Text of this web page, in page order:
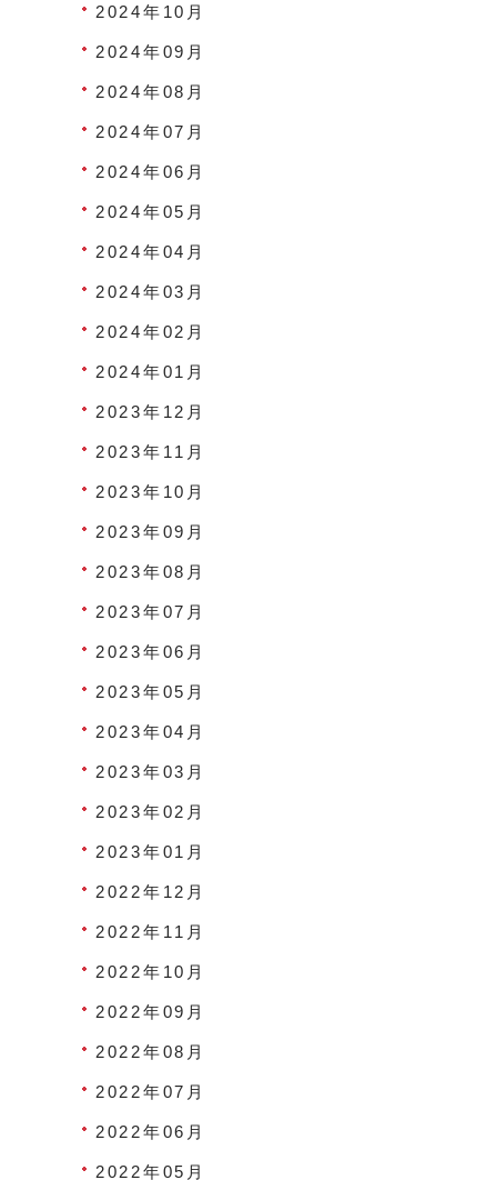
2024年10月
2024年09月
2024年08月
2024年07月
2024年06月
2024年05月
2024年04月
2024年03月
2024年02月
2024年01月
2023年12月
2023年11月
2023年10月
2023年09月
2023年08月
2023年07月
2023年06月
2023年05月
2023年04月
2023年03月
2023年02月
2023年01月
2022年12月
2022年11月
2022年10月
2022年09月
2022年08月
2022年07月
2022年06月
2022年05月